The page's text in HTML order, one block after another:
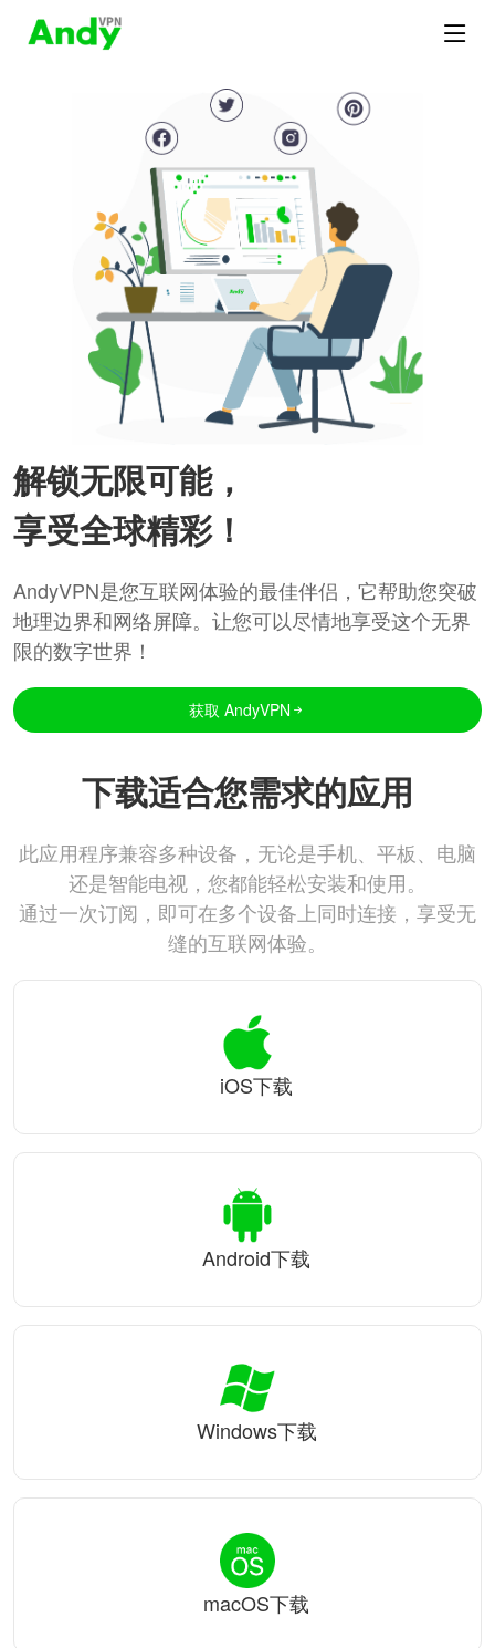
解锁无限可能，
享受全球精彩！
AndyVPN是您互联网体验的最佳伴侣，它帮助您突破
地理边界和网络屏障。让您可以尽情地享受这个无界
限的数字世界！
获取 AndyVPN
下载适合您需求的应用
此应用程序兼容多种设备，无论是手机、平板、电脑
还是智能电视，您都能轻松安装和使用。
通过一次订阅，即可在多个设备上同时连接，享受无
缝的互联网体验。
iOS下载
Android下载
Windows下载
macOS下载